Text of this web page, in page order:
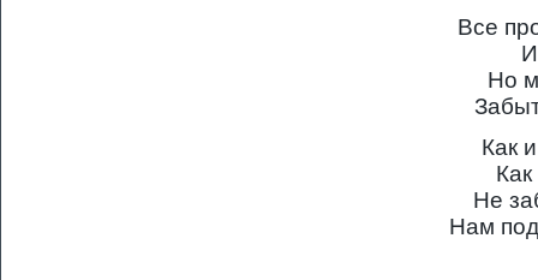
Все
Но
Как
Не
Нам